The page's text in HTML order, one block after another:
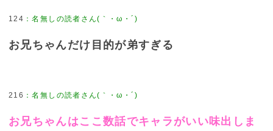
124 ：名無しの読者さん(｀・ω・´)
お兄ちゃんだけ目的が弟すぎる
216 ：名無しの読者さん(｀・ω・´)
お兄ちゃんはここ数話でキャラがいい味出しま